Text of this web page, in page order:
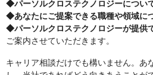
◆パーソルクロステクノロジーについ
◆あなたにご提案できる職種や領域に
◆パーソルクロステクノロジーが提供
ご案内させていただきます。
キャリア相談だけでも構いません。あ